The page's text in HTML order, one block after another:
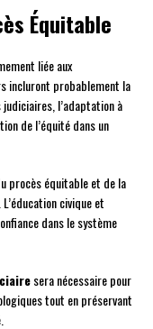
Équitable
liée aux
incluront probablement la
l’adaptation à
de l’équité dans un
procès équitable et de la
civique et
dans le système
sera nécessaire pour
tout en préservant